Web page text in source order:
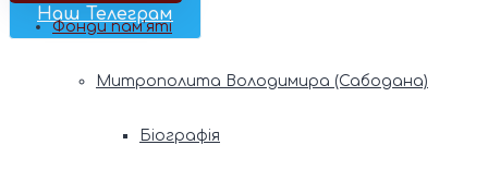
Наш Телеграм
Фонди пам’яті
Митрополита Володимира (Сабодана)
Біографія